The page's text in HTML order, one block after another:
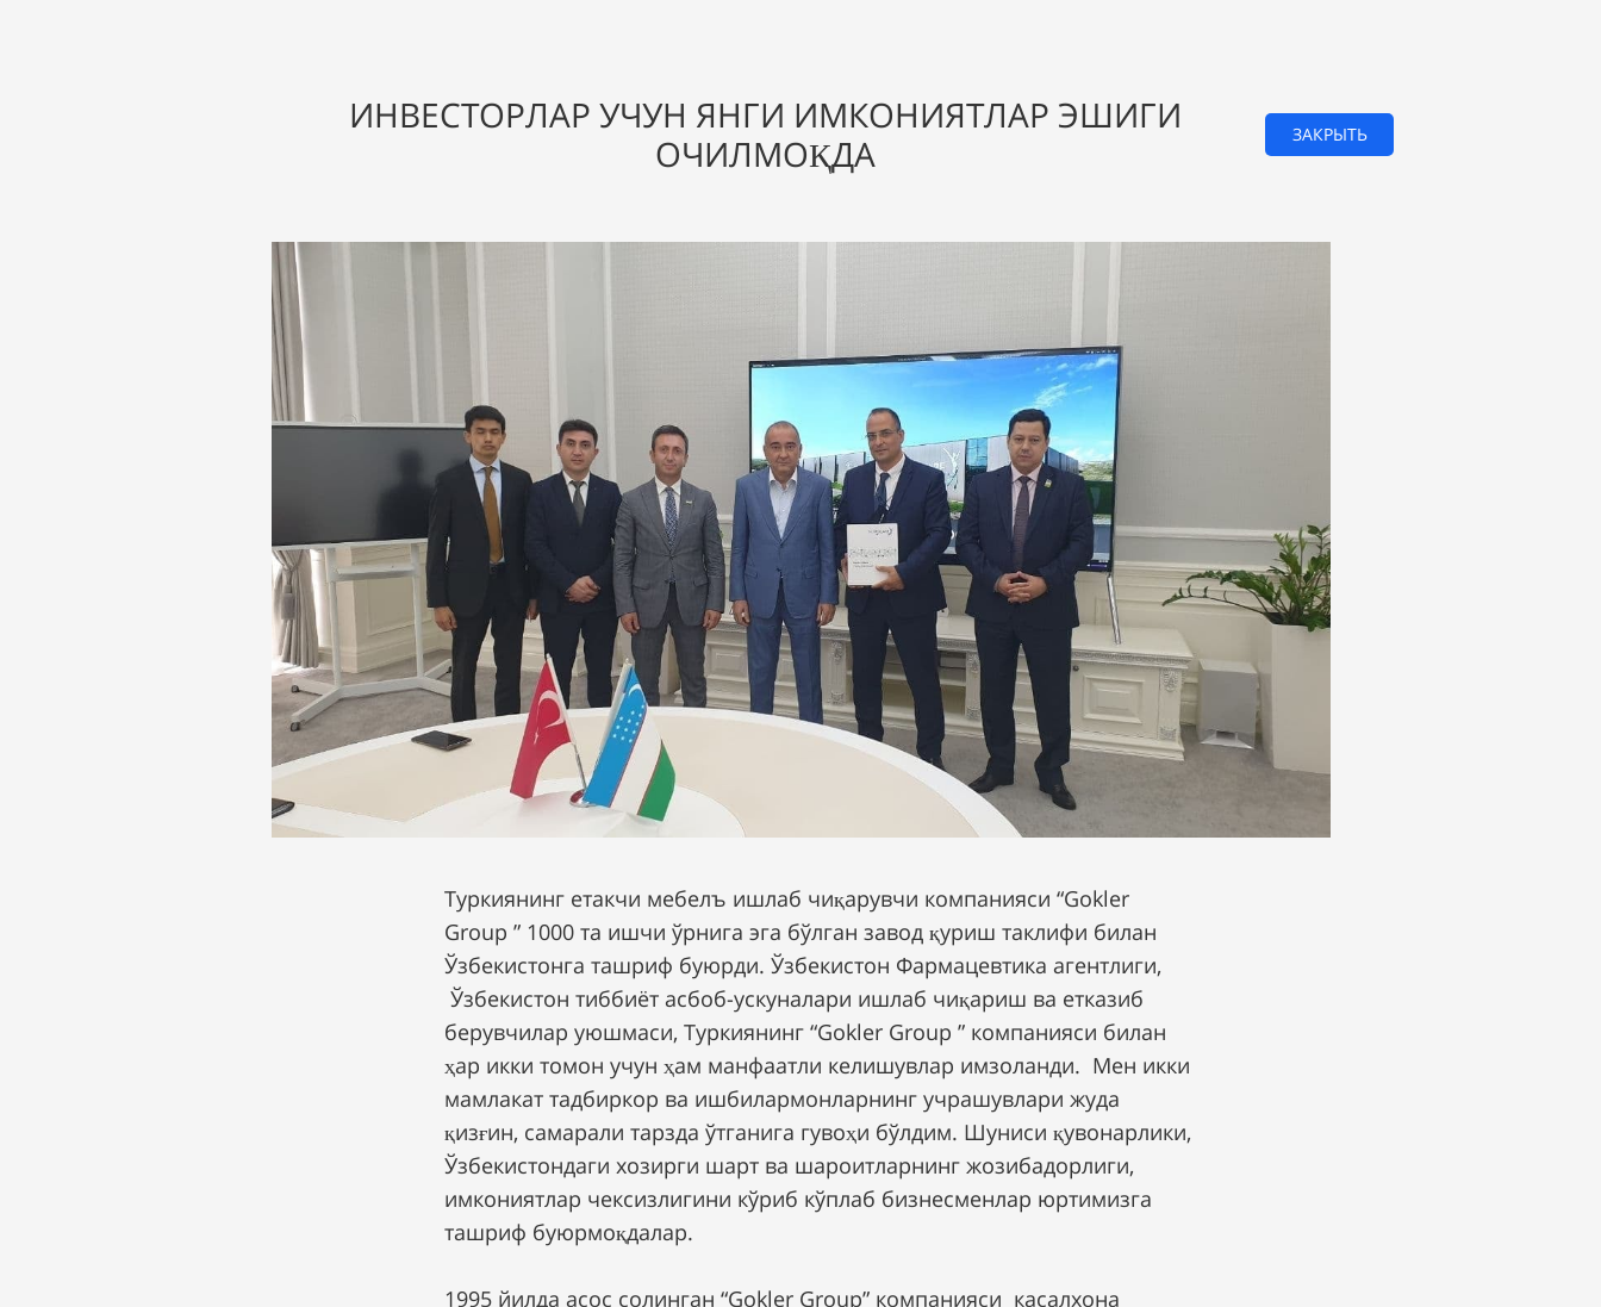
ИНВЕСТОРЛАР УЧУН ЯНГИ ИМКОНИЯТЛАР ЭШИГИ
ОЧИЛМОҚДА
ЗАКРЫТЬ
Туркиянинг етакчи мебелъ ишлаб чиқарувчи компанияси “Gokler
Group ” 1000 та ишчи ўрнига эга бўлган завод қуриш таклифи билан
Ўзбекистонга ташриф буюрди. Ўзбекистон Фармацевтика агентлиги,
Ўзбекистон тиббиёт асбоб-ускуналари ишлаб чиқариш ва етказиб
берувчилар уюшмаси, Туркиянинг “Gokler Group ” компанияси билан
ҳар икки томон учун ҳам манфаатли келишувлар имзоланди. Мен икки
мамлакат тадбиркор ва ишбилармонларнинг учрашувлари жуда
қизғин, самарали тарзда ўтганига гувоҳи бўлдим. Шуниси қувонарлики,
Ўзбекистондаги хозирги шарт ва шароитларнинг жозибадорлиги,
имкониятлар чексизлигини кўриб кўплаб бизнесменлар юртимизга
ташриф буюрмоқдалар.
1995 йилда асос солинган “Gokler Group” компанияси касалхона